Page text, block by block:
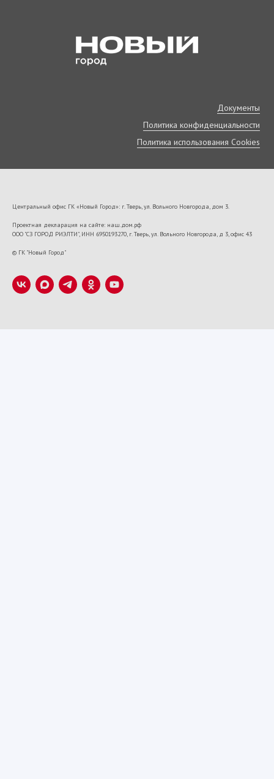
Документы
Политика конфиденциальности
Политика использования Cookies
Центральный офис ГК «Новый Город»: г. Тверь, ул. Вольного Новгорода, дом 3.
Проектная декларация на сайте: наш.дом.рф
ООО "СЗ ГОРОД РИЭЛТИ", ИНН 6950193270, г. Тверь, ул. Вольного Новгорода, д 3, офис 43
© ГК "Новый Город"